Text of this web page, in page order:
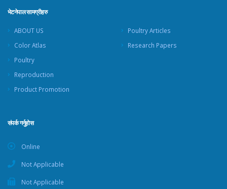
भेटनेपाल सामग्रीहरु
ABOUT US
Color Atlas
Poultry
Reproduction
Product Promotion
Poultry Articles
Research Papers
संपर्क गर्नुहोस
Online
Not Applicable
Not Applicable